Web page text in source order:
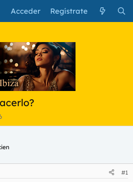
Acceder Regístrate
#1